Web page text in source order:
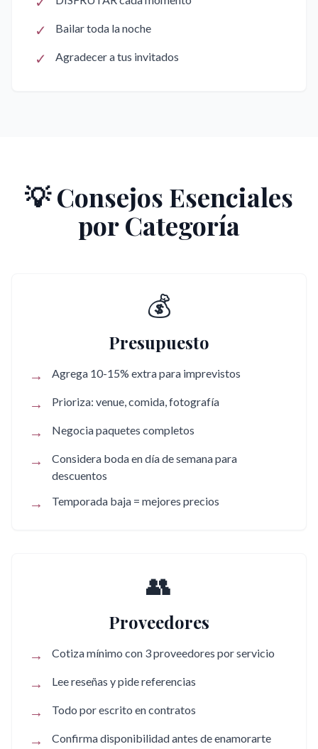
✓ Bailar toda la noche
✓ Agradecer a tus invitados
💡 Consejos Esenciales
por Categoría
💰
Presupuesto
→ Agrega 10-15% extra para imprevistos
→ Prioriza: venue, comida, fotografía
→ Negocia paquetes completos
→
Considera boda en día de semana para
descuentos
→ Temporada baja = mejores precios
👥
Proveedores
→ Cotiza mínimo con 3 proveedores por servicio
→ Lee reseñas y pide referencias
→ Todo por escrito en contratos
→ Confirma disponibilidad antes de enamorarte